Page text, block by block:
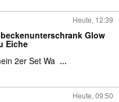
Heute, 12:39
Glow
Eiche
2er Set Wa ...
Heute, 09:50